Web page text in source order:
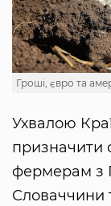
Гроші, євро та
Ухвалою
призначити
фермерам з
Словаччини